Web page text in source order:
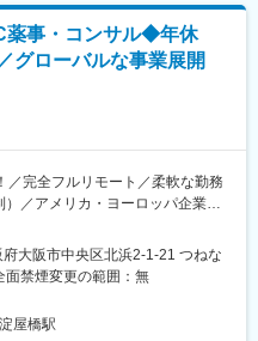
揮できるよう働きやすい環境作
ず在宅勤務が可能です。また、
実績も豊富で9割以上の復職率を
境・福利厚生が整っています。
請資料
ど
く、社内メンバーと連携しなが
ーズに関わることで、医薬品開
とができます。
ある関西医薬協会に、当社は会
連のセミナーにも参加すること
業界知識とマーケット感をアッ
薬事・コンサル◆年休
グローバルな事業展開
完全フルリモート／柔軟な勤務
／アメリカ・ヨーロッパ企業と
・品質試験分野を中心に、CMC
任せします。
大阪市中央区北浜2-1-21 つねな
面禁煙変更の範囲：無
屋橋駅